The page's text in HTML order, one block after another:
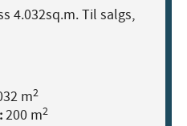
4.032sq.m. Til salgs,
m2
200 m2